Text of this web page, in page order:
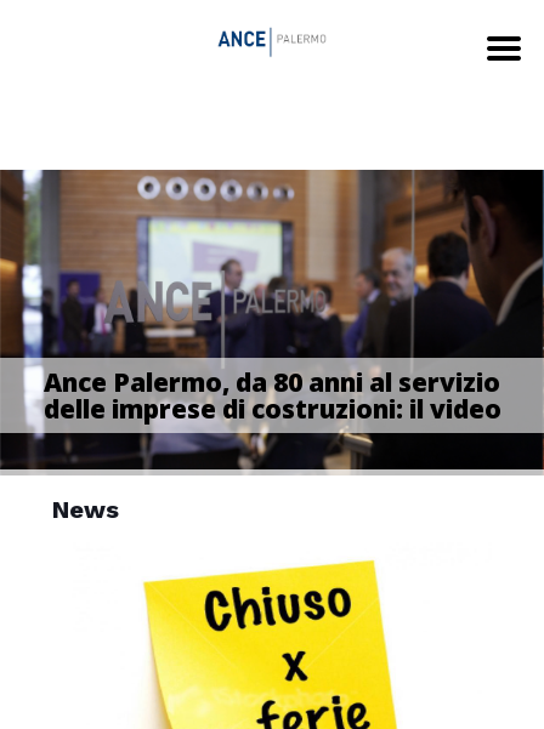
Ance Palermo, da 80 anni al servizio
delle imprese di costruzioni: il video
News